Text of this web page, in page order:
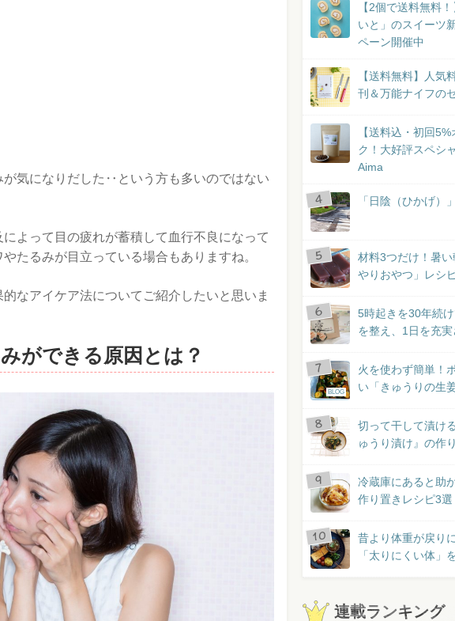
気になりだした‥という方も多いのではない
よって目の疲れが蓄積して血行不良になって
たるみが目立っている場合もありますね。
なアイケア法についてご紹介したいと思いま
ができる原因とは？
【2個で送料無料
いと」のスイーツ
ペーン開催中
【送料無料】人気
刊＆万能ナイフの
【送料込・初回
ク！大好評スペシ
Aima
「日陰（ひかげ）
材料3つだけ！暑
やりおやつ」レシ
5時起きを30年続
を整え、1日を充
BLOG
火を使わず簡単！
い「きゅうりの生
切って干して漬け
ゅうり漬け』の作
冷蔵庫にあると助
作り置きレシピ3選
昔より体重が戻り
「太りにくい体」
連載ランキング